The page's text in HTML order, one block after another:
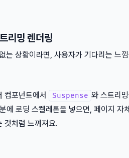
리밍 렌더링
상황이라면, 사용자가 기다리는 느
포넌트에서 Suspense 와 스트리
에 로딩 스켈레톤을 넣으면, 페이지 자
것처럼 느껴져요.